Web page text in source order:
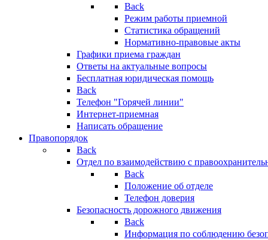
Back
Режим работы приемной
Статистика обращений
Нормативно-правовые акты
Графики приема граждан
Ответы на актуальные вопросы
Бесплатная юридическая помощь
Back
Телефон "Горячей линии"
Интернет-приемная
Написать обращение
Правопорядок
Back
Отдел по взаимодействию с
Back
Положение об отделе
Телефон доверия
Безопасность дорожного движения
Back
Информация по соблюдению